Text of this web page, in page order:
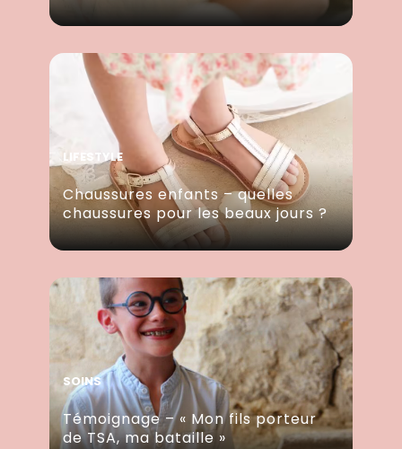
LIFESTYLE
Chaussures enfants – quelles
chaussures pour les beaux jours ?
SOINS
Témoignage – « Mon fils porteur
de TSA, ma bataille »